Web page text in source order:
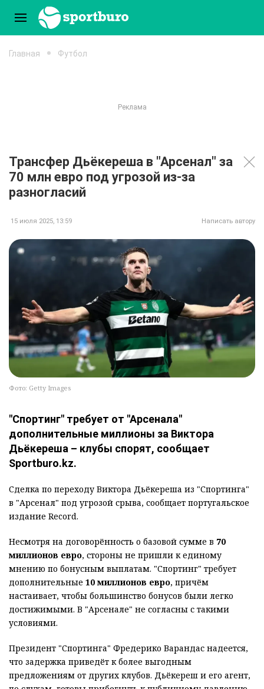
Главная Футбол
Трансфер Дьёкереша в "Арсенал" за
70 млн евро под угрозой из-за
разногласий
15 июля 2025, 13:59 Написать автору
Фото: Getty Images
"Спортинг" требует от "Арсенала"
дополнительные миллионы за Виктора
Дьёкереша – клубы спорят, сообщает
Sportburo.kz.
Сделка по переходу Виктора Дьёкереша из "Спортинга"
в "Арсенал" под угрозой срыва, сообщает португальское
издание Record.
Несмотря на договорённость о базовой сумме в 70
миллионов евро, стороны не пришли к единому
мнению по бонусным выплатам. "Спортинг" требует
дополнительные 10 миллионов евро, причём
настаивает, чтобы большинство бонусов были легко
достижимыми. В "Арсенале" не согласны с такими
условиями.
Президент "Спортинга" Фредерико Варандас надеется,
что задержка приведёт к более выгодным
предложениям от других клубов. Дьёкереш и его агент,